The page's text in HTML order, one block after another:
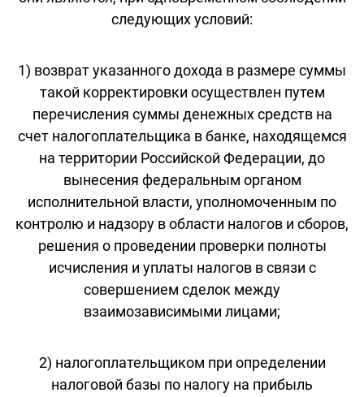
следующих условий:
1) возврат указанного дохода в размере суммы
такой корректировки осуществлен путем
перечисления суммы денежных средств на
счет налогоплательщика в банке, находящемся
на территории Российской Федерации, до
вынесения федеральным органом
исполнительной власти, уполномоченным по
контролю и надзору в области налогов и сборов,
решения о проведении проверки полноты
исчисления и уплаты налогов в связи с
совершением сделок между
взаимозависимыми лицами;
2) налогоплательщиком при определении
налоговой базы по налогу на прибыль